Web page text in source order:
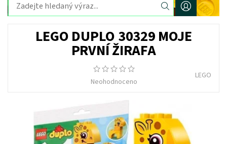
LEGO DUPLO 30329 MOJE
PRVNÍ ŽIRAFA
Neohodnoceno
LEGO